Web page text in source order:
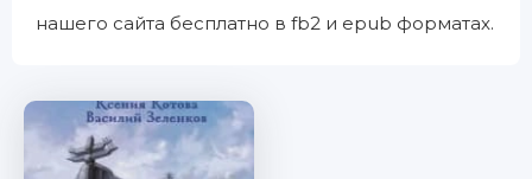
нашего сайта бесплатно в fb2 и epub форматах.